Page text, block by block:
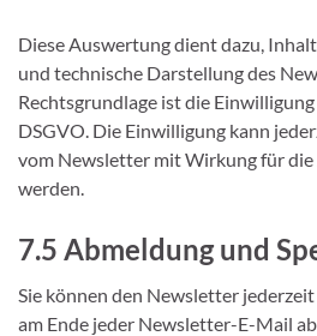
Diese Auswertung dient dazu,
und technische Darstellung des
Rechtsgrundlage ist die
DSGVO. Die Einwilligung kann
vom Newsletter mit Wirkung für
werden.
7.5 Abmeldung und
Sie können den Newsletter
am Ende jeder Newsletter-E-Mail